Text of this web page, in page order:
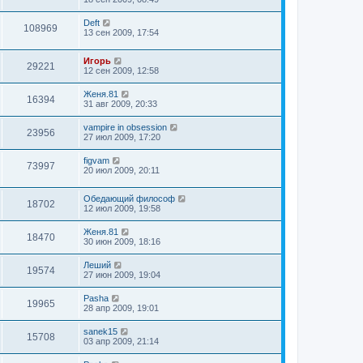
108969
Deft
13 сен 2009, 17:54
29221
Игорь
12 сен 2009, 12:58
16394
Женя.81
31 авг 2009, 20:33
23956
vampire in obsession
27 июл 2009, 17:20
73997
figvam
20 июл 2009, 20:11
18702
Обедающий философ
12 июл 2009, 19:58
18470
Женя.81
30 июн 2009, 18:16
19574
Леший
27 июн 2009, 19:04
19965
Pasha
28 апр 2009, 19:01
15708
sanek15
03 апр 2009, 21:14